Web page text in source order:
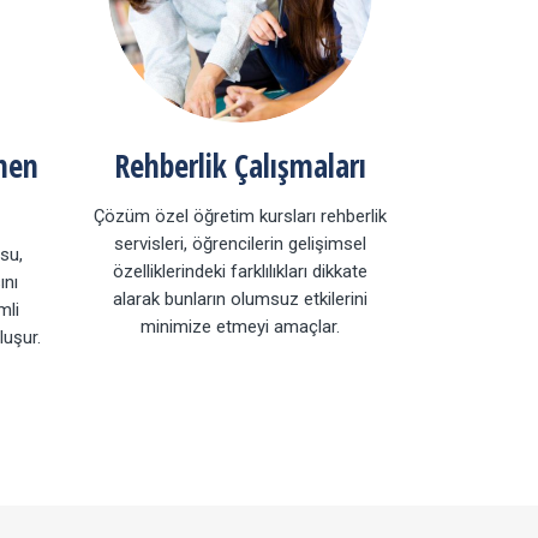
Rehberlik Çalışmaları
Çözüm özel öğretim kursları rehberlik
servisleri, öğrencilerin gelişimsel
özelliklerindeki farklılıkları dikkate
alarak bunların olumsuz etkilerini
minimize etmeyi amaçlar.